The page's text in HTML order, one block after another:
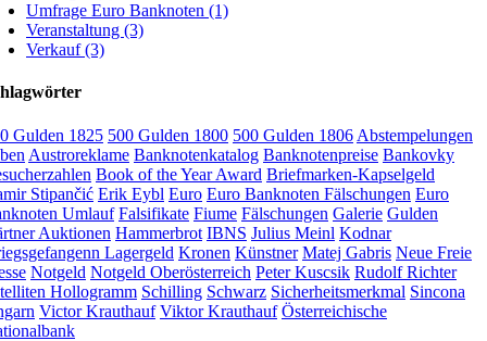
Umfrage Euro Banknoten (1)
Veranstaltung (3)
Verkauf (3)
Gulden 1825 500 Gulden 1800 500 Gulden 1806 Abstempelungen
Austroreklame Banknotenkatalog Banknotenpreise Bankovky
Book of the Year Award Briefmarken-Kapselgeld
Stipančić Erik Eybl Euro Euro Banknoten Fälschungen Euro
Umlauf Falsifikate Fiume Fälschungen Galerie Gulden
Auktionen Hammerbrot IBNS Julius Meinl Kodnar
Lagergeld Kronen Künstner Matej Gabris Neue Freie
Notgeld Notgeld Oberösterreich Peter Kuscsik Rudolf Richter
Hollogramm Schilling Schwarz Sicherheitsmerkmal Sincona
Victor Krauthauf Viktor Krauthauf Österreichische